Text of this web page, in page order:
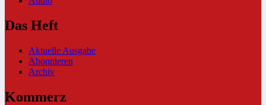
Das Heft
Aktuelle Ausgabe
Abonnieren
Archiv
Kommerz